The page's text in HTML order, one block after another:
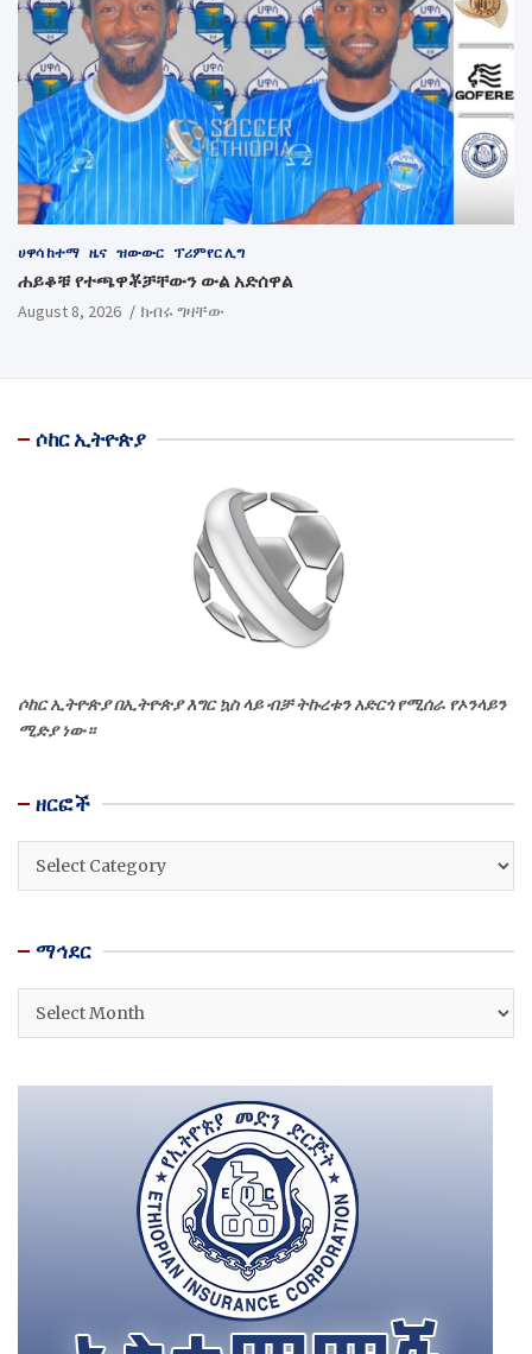
ሀዋሳ ከተማ ዜና ዝውውር ፕሪምየር ሊግ
ሐይቆቹ የተጫዋቾቻቸውን ውል አድሰዋል
August 8, 2026 ክብሩ ግዛቸው
ሶከር ኢትዮጵያ
ሶከር ኢትዮጵያ በኢትዮጵያ እግር ኳስ ላይ ብቻ ትኩረቱን አድርጎ የሚሰራ የኦንላይን
ሚድያ ነው።
ዘርፎች
ዘርፎች
ማኅደር
ማኅደር